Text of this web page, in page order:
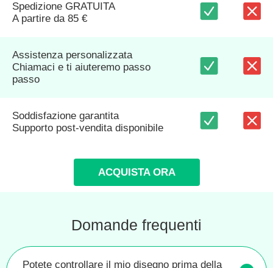
Spedizione GRATUITA
A partire da 85 €
Assistenza personalizzata
Chiamaci e ti aiuteremo passo
passo
Soddisfazione garantita
Supporto post-vendita disponibile
ACQUISTA ORA
Domande frequenti
Potete controllare il mio disegno prima della